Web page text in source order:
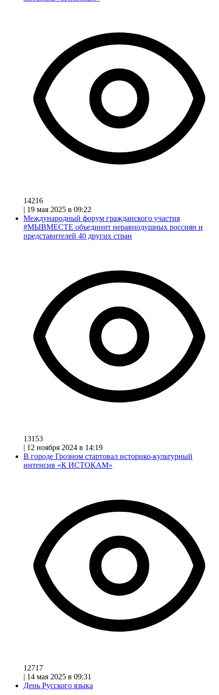
14216
| 19 мая 2025 в 09:22
Международный форум гражданского участия
#МЫВМЕСТЕ объединит неравнодушных россиян и
представителей 40 других стран
13153
| 12 ноября 2024 в 14:19
В городе Грозном стартовал историко-культурный
интенсив «К ИСТОКАМ»
12717
| 14 мая 2025 в 09:31
День Русского языка